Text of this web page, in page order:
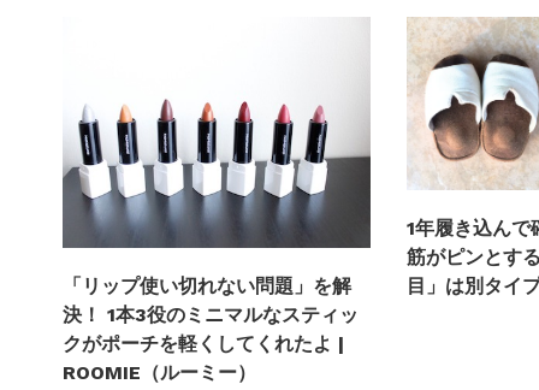
「リップ使い切れない問題」を解
決！ 1本3役のミニマルなスティッ
クがポーチを軽くしてくれたよ |
ROOMIE（ルーミー）
1年履き込んで
筋がピンとす
目」は別タイ